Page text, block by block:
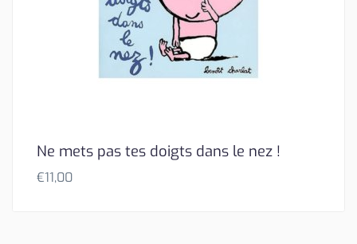
Ne mets pas tes doigts dans le nez !
€11,00